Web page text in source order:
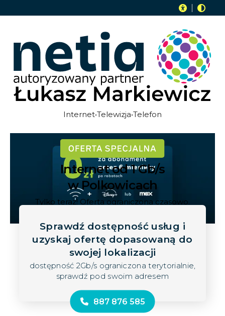
Internet•Telewizja•Telefon
Internet od 1 Gb/s
w Polkowicach
Tylko teraz! Oferta ograniczona czasowo.
Sprawdź dostępność usług i
uzyskaj ofertę dopasowaną do
swojej lokalizacji
dostępność 2Gb/s ograniczona terytorialnie,
sprawdź pod swoim adresem
887 876 585